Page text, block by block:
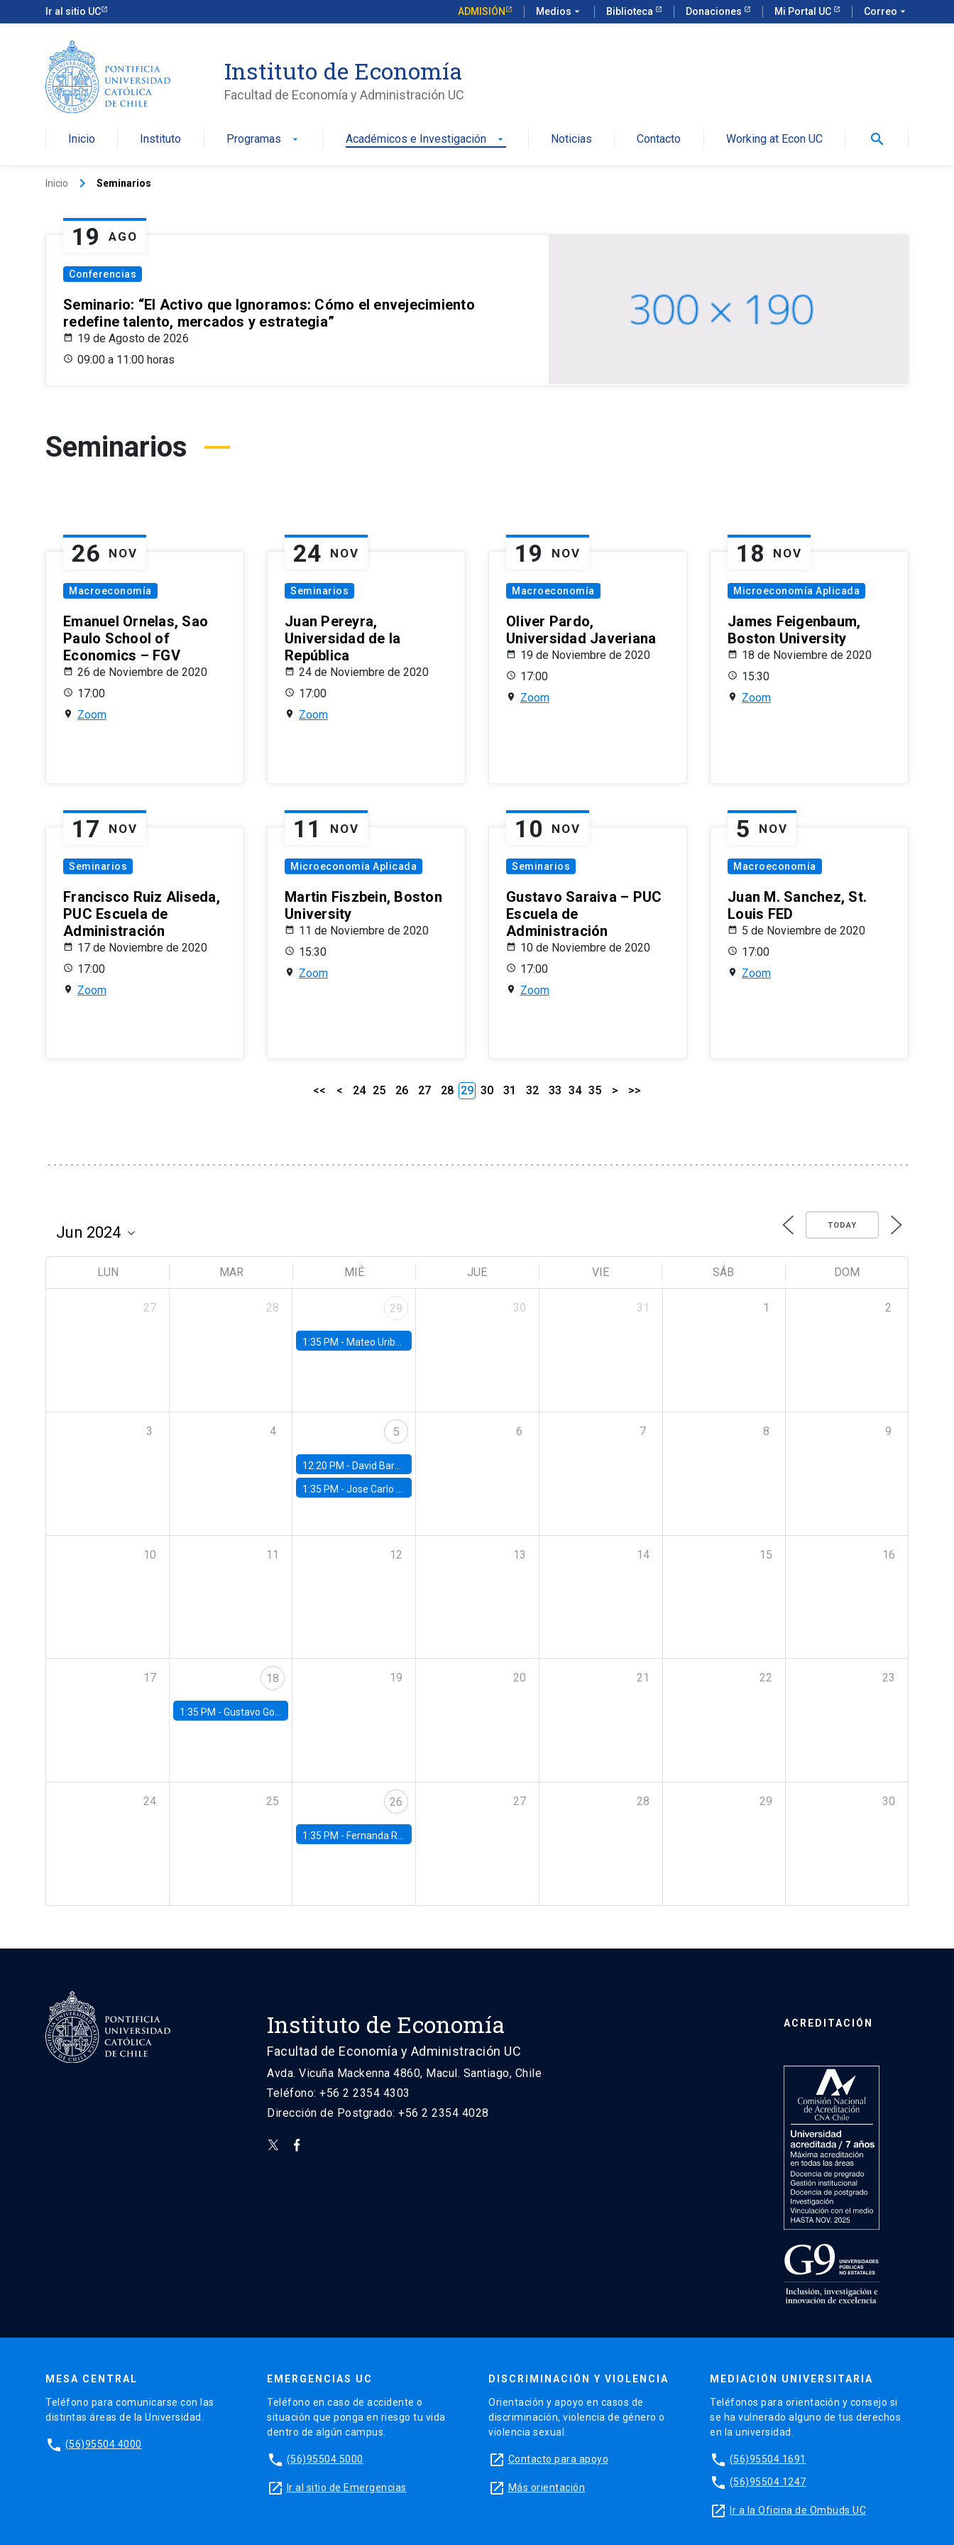
Ir al sitio UC ADMISIÓN Medios arrow_drop_down Biblioteca Donaciones Mi Portal UC Correo arrow_drop_down
Instituto de Economía
Facultad de Economía y Administración UC
Inicio Instituto Programas arrow_drop_down Académicos e Investigación arrow_drop_down Noticias Contacto Working at Econ UC search
Inicio keyboard_arrow_right Seminarios
19 AGO
Conferencias
Seminario: “El Activo que Ignoramos: Cómo el envejecimiento
redefine talento, mercados y estrategia”
19 de Agosto de 2026
09:00 a 11:00 horas
Seminarios
26 NOV
Macroeconomía
Emanuel Ornelas, Sao
Paulo School of
Economics – FGV
26 de Noviembre de 2020
17:00
Zoom
24 NOV
Seminarios
Juan Pereyra,
Universidad de la
República
24 de Noviembre de 2020
17:00
Zoom
19 NOV
Macroeconomía
Oliver Pardo,
Universidad Javeriana
19 de Noviembre de 2020
17:00
Zoom
18 NOV
Microeconomía Aplicada
James Feigenbaum,
Boston University
18 de Noviembre de 2020
15:30
Zoom
17 NOV
Seminarios
Francisco Ruiz Aliseda,
PUC Escuela de
Administración
17 de Noviembre de 2020
17:00
Zoom
11 NOV
Microeconomía Aplicada
Martin Fiszbein, Boston
University
11 de Noviembre de 2020
15:30
Zoom
10 NOV
Seminarios
Gustavo Saraiva – PUC
Escuela de
Administración
10 de Noviembre de 2020
17:00
Zoom
5 NOV
Macroeconomía
Juan M. Sanchez, St.
Louis FED
5 de Noviembre de 2020
17:00
Zoom
<< < 24 25 26 27 28 29 30 31 32 33 34 35 > >>
TODAY
LUN MAR MIÉ JUE VIE SÁB DOM
27 28 29
1:35 PM - Mateo Uribe-Castro, Universidad de los Andes (Colombia)
30 31 1 2
3 4 5
12:20 PM - David Bardey, Universidad de los Andes - CEDE
1:35 PM -Jose Carlo Bermudez, UC (ME) & World Bank
6 7 8 9
10 11 12 13 14 15 16
17 18
1:35 PM - Gustavo González, Banco Central de Chile
19 20 21 22 23
24 25 26
1:35 PM - Fernanda Rojas Ampuero, University of Wisconsin-Madison
27 28 29 30
Instituto de Economía
Facultad de Economía y Administración UC
Avda. Vicuña Mackenna 4860, Macul. Santiago, Chile
Teléfono: +56 2 2354 4303
Dirección de Postgrado: +56 2 2354 4028
ACREDITACIÓN
MESA CENTRAL
Teléfono para comunicarse con las
distintas áreas de la Universidad.
phone (56)95504 4000
EMERGENCIAS UC
Teléfono en caso de accidente o
situación que ponga en riesgo tu vida
dentro de algún campus.
phone (56)95504 5000
launch Ir al sitio de Emergencias
DISCRIMINACIÓN Y VIOLENCIA
Orientación y apoyo en casos de
discriminación, violencia de género o
violencia sexual.
launch Contacto para apoyo
launch Más orientación
MEDIACIÓN UNIVERSITARIA
Teléfonos para orientación y consejo si
se ha vulnerado alguno de tus derechos
en la universidad.
phone (56)95504 1691
phone (56)95504 1247
launch Ir a la Oficina de Ombuds UC